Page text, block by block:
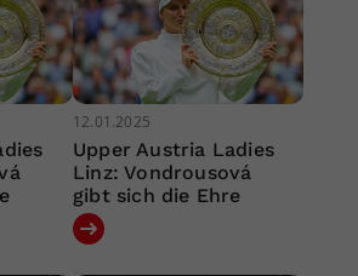
12.01.2025
Upper Austria Ladies
Linz: Vondrousová
gibt sich die Ehre